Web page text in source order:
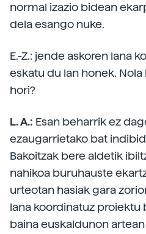
normal izazio bidean
dela esango nuke.
E.-Z.: jende askoren lana
eskatu du lan honek.
hori?
L. A.: Esan beharrik ez
ezaugarrietako bat
Bakoitzak bere aldetik
nahikoa buruhauste
urteotan hasiak gara
lana koordinatuz proiektu
baina euskaldunon